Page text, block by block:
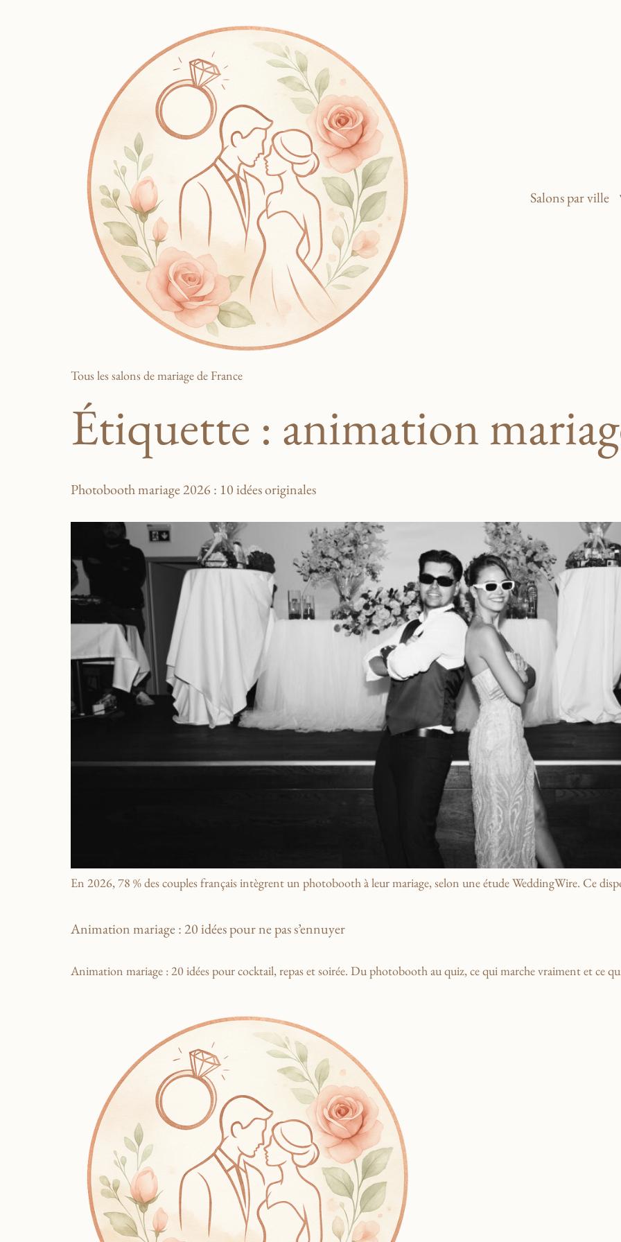
Tous les salons de mariage de France
Salons par ville
Étiquette : animation
Photobooth mariage 2026 : 10 idées originales
En 2026, 78 % des couples français intègrent un photobooth à leur mariage, selon une étude WeddingWire. Ce
Animation mariage : 20 idées pour ne pas s’ennuyer
Animation mariage : 20 idées pour cocktail, repas et soirée. Du photobooth au quiz, ce qui marche vraiment et ce